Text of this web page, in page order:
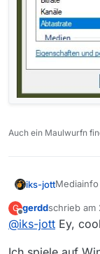
Auch ein Maulwurfn
iks-jott
dann
G
Offline
gerddschrieb am
zuletzt
@iks-jott Ey,